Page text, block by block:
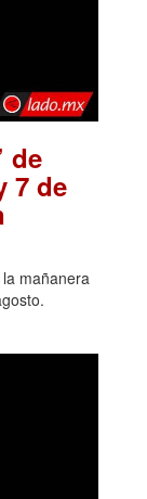
de
7 de
mañanera